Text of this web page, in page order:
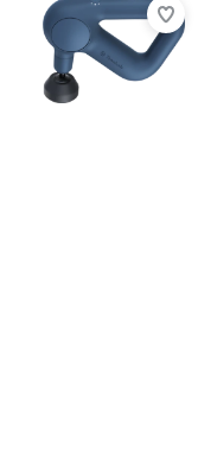
Beoordeling is 8,5 van